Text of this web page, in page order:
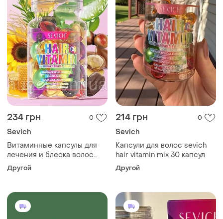
234 грн 0
Sevich
Витаминные капсулы для
лечения и блеска волос
sevich hair vitamin mix, 30
капсул
Другой
214 грн 0
Sevich
Капсули для волос sevich
hair vitamin mix 30 капсул
Другой